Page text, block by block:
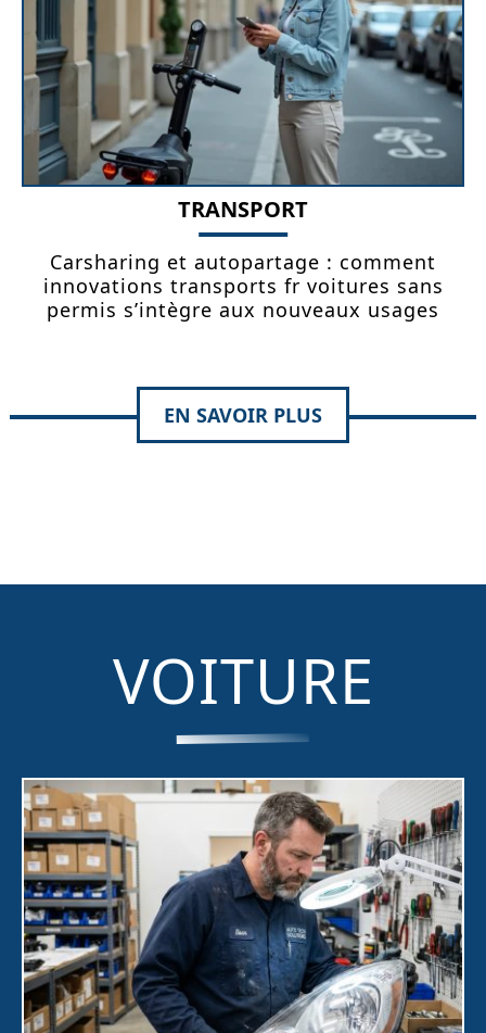
TRANSPORT
Carsharing et autopartage : comment
innovations transports fr voitures sans
permis s’intègre aux nouveaux usages
EN SAVOIR PLUS
VOITURE